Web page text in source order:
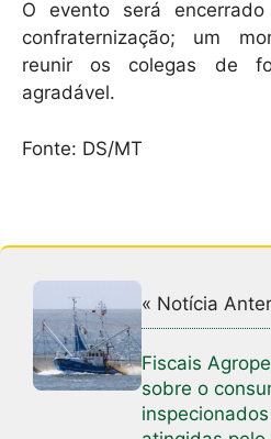
O evento será
confraternização; um
reunir os colegas de
agradável.
Fonte: DS/MT
« Notícia
Fiscais
sobre o